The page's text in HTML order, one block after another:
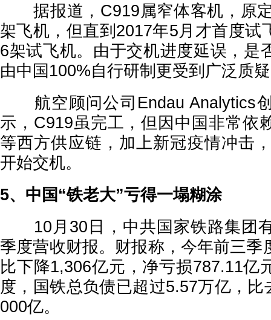
据报道，C919属窄体客机，原
架飞机，但直到2017年5月才首度试
6架试飞机。由于交机进度延误，是
由中国100%自行研制更受到广泛质
航空顾问公司Endau Analytics
示，C919虽完工，但因中国非常依
等西方供应链，加上新冠疫情冲击
开始交机。
5、中国“铁老大”亏得一塌糊涂
10月30日，中共国家铁路集团
季度营收财报。财报称，今年前三季
比下降1,306亿元，净亏损787.11亿
度，国铁总负债已超过5.57万亿，
000亿。